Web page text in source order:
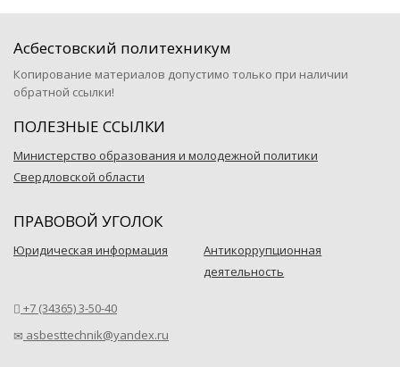
Асбестовский политехникум
Копирование материалов допустимо только при наличии
обратной ссылки!
ПОЛЕЗНЫЕ ССЫЛКИ
Министерство образования и молодежной политики
Свердловской области
ПРАВОВОЙ УГОЛОК
Юридическая информация
Антикоррупционная
деятельность
+7 (34365) 3-50-40
asbesttechnik@yandex.ru